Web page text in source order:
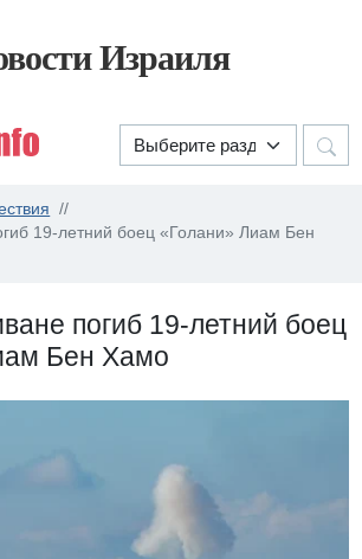
Израиля
19-летний боец «Голани» Лиам Бен
погиб 19-летний боец
Бен Хамо